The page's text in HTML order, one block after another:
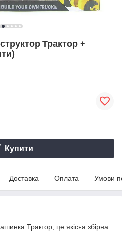
Трактор +
Купити
Доставка Оплата Умови
Трактор, це якісна збірна